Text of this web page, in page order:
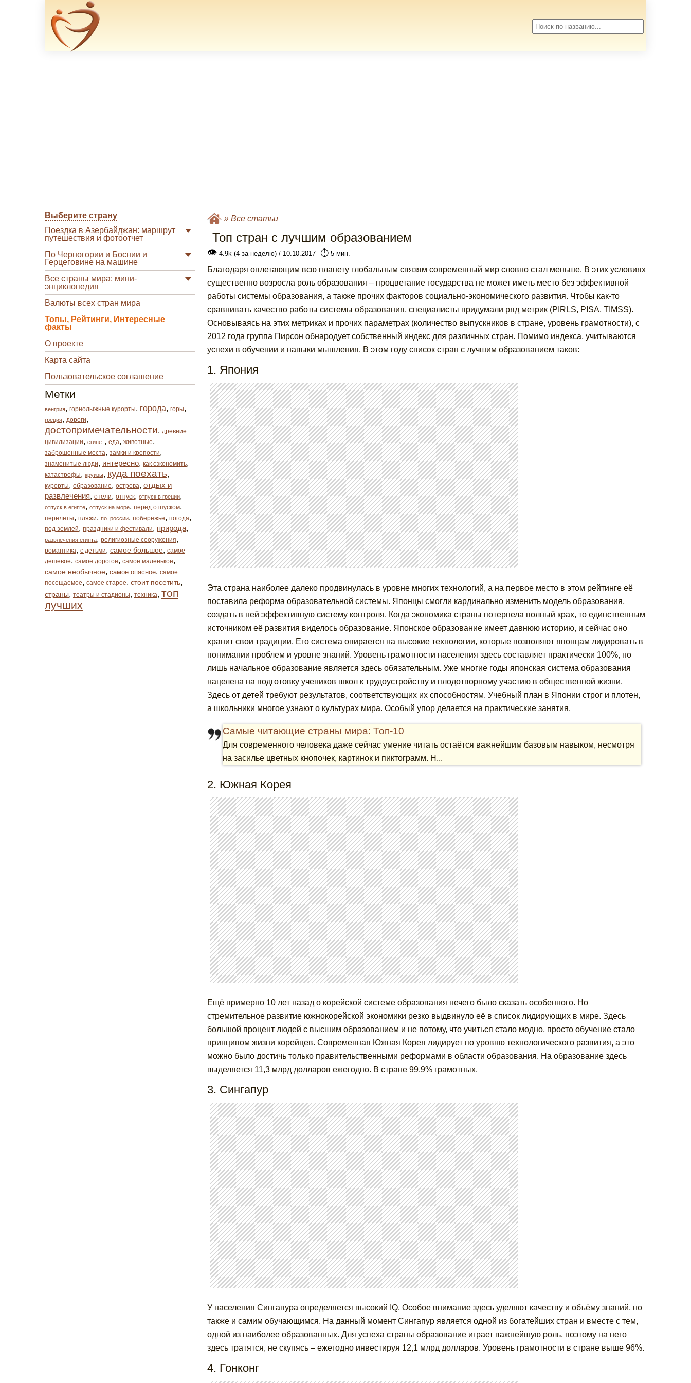
Выберите страну
Поездка в Азербайджан: маршрут
путешествия и фотоотчет
По Черногории и Боснии и
Герцеговине на машине
Все страны мира: мини-
энциклопедия
Валюты всех стран мира
Топы, Рейтинги, Интересные
факты
О проекте
Карта сайта
Пользовательское соглашение
Метки
венгрия, горнолыжные курорты, города, горы,
греция, дороги,
достопримечательности, древние
цивилизации, египет, еда, животные,
заброшенные места, замки и крепости,
знаменитые люди, интересно, как сэкономить,
катастрофы, круизы, куда поехать,
курорты, образование, острова, отдых и
развлечения, отели, отпуск, отпуск в греции,
отпуск в египте, отпуск на море, перед отпуском,
перелеты, пляжи, по_россии, побережье, погода,
под землей, праздники и фестивали, природа,
развлечения египта, религиозные сооружения,
романтика, с детьми, самое большое, самое
дешевое, самое дорогое, самое маленькое,
самое необычное, самое опасное, самое
посещаемое, самое старое, стоит посетить,
страны, театры и стадионы, техника, топ
лучших
» Все статьи
Топ стран с лучшим образованием
👁 4.9k (4 за неделю) / 10.10.2017 ⏱️5 мин.
Благодаря оплетающим всю планету глобальным связям современный мир словно стал меньше. В этих условиях
существенно возросла роль образования – процветание государства не может иметь место без эффективной
работы системы образования, а также прочих факторов социально-экономического развития. Чтобы как-то
сравнивать качество работы системы образования, специалисты придумали ряд метрик (PIRLS, PISA, TIMSS).
Основываясь на этих метриках и прочих параметрах (количество выпускников в стране, уровень грамотности), с
2012 года группа Пирсон обнародует собственный индекс для различных стран. Помимо индекса, учитываются
успехи в обучении и навыки мышления. В этом году список стран с лучшим образованием таков:
1. Япония
Эта страна наиболее далеко продвинулась в уровне многих технологий, а на первое место в этом рейтинге её
поставила реформа образовательной системы. Японцы смогли кардинально изменить модель образования,
создать в ней эффективную систему контроля. Когда экономика страны потерпела полный крах, то единственным
источником её развития виделось образование. Японское образование имеет давнюю историю, и сейчас оно
хранит свои традиции. Его система опирается на высокие технологии, которые позволяют японцам лидировать в
понимании проблем и уровне знаний. Уровень грамотности населения здесь составляет практически 100%, но
лишь начальное образование является здесь обязательным. Уже многие годы японская система образования
нацелена на подготовку учеников школ к трудоустройству и плодотворному участию в общественной жизни.
Здесь от детей требуют результатов, соответствующих их способностям. Учебный план в Японии строг и плотен,
а школьники многое узнают о культурах мира. Особый упор делается на практические занятия.
Самые читающие страны мира: Топ-10
Для современного человека даже сейчас умение читать остаётся важнейшим базовым навыком, несмотря
на засилье цветных кнопочек, картинок и пиктограмм. Н...
2. Южная Корея
Ещё примерно 10 лет назад о корейской системе образования нечего было сказать особенного. Но
стремительное развитие южнокорейской экономики резко выдвинуло её в список лидирующих в мире. Здесь
большой процент людей с высшим образованием и не потому, что учиться стало модно, просто обучение стало
принципом жизни корейцев. Современная Южная Корея лидирует по уровню технологического развития, а это
можно было достичь только правительственными реформами в области образования. На образование здесь
выделяется 11,3 млрд долларов ежегодно. В стране 99,9% грамотных.
3. Сингапур
У населения Сингапура определяется высокий IQ. Особое внимание здесь уделяют качеству и объёму знаний, но
также и самим обучающимся. На данный момент Сингапур является одной из богатейших стран и вместе с тем,
одной из наиболее образованных. Для успеха страны образование играет важнейшую роль, поэтому на него
здесь тратятся, не скупясь – ежегодно инвестируя 12,1 млрд долларов. Уровень грамотности в стране выше 96%.
4. Гонконг